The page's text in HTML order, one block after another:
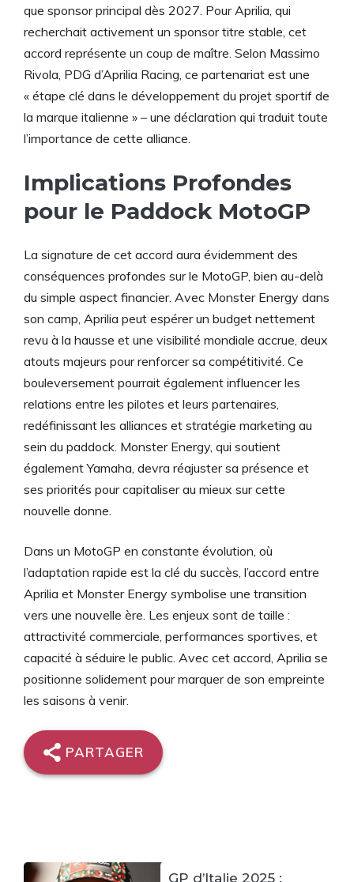
que sponsor principal dès 2027. Pour Aprilia, qui
recherchait activement un sponsor titre stable, cet
accord représente un coup de maître. Selon Massimo
Rivola, PDG d’Aprilia Racing, ce partenariat est une
« étape clé dans le développement du projet sportif de
la marque italienne » – une déclaration qui traduit toute
l’importance de cette alliance.
Implications Profondes
pour le Paddock MotoGP
La signature de cet accord aura évidemment des
conséquences profondes sur le MotoGP, bien au-delà
du simple aspect financier. Avec Monster Energy dans
son camp, Aprilia peut espérer un budget nettement
revu à la hausse et une visibilité mondiale accrue, deux
atouts majeurs pour renforcer sa compétitivité. Ce
bouleversement pourrait également influencer les
relations entre les pilotes et leurs partenaires,
redéfinissant les alliances et stratégie marketing au
sein du paddock. Monster Energy, qui soutient
également Yamaha, devra réajuster sa présence et
ses priorités pour capitaliser au mieux sur cette
nouvelle donne.
Dans un MotoGP en constante évolution, où
l’adaptation rapide est la clé du succès, l’accord entre
Aprilia et Monster Energy symbolise une transition
vers une nouvelle ère. Les enjeux sont de taille :
attractivité commerciale, performances sportives, et
capacité à séduire le public. Avec cet accord, Aprilia se
positionne solidement pour marquer de son empreinte
les saisons à venir.
PARTAGER
GP d’Italie 2025 :